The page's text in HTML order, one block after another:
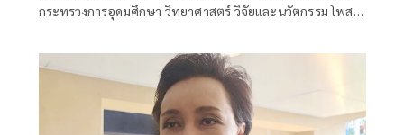
กระทรวงการอุดมศึกษา วิทยาศาสตร์ วิจัยและนวัตกรรม โพสต์
ครอบครัวผู้สูญเสีย